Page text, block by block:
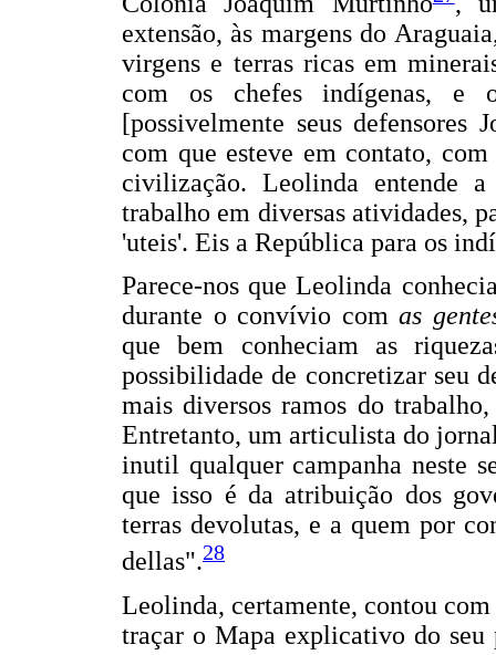
extensão, às margens do
virgens e terras ricas em
com os chefes indígenas, e
[possivelmente seus defensores
com que esteve em contato,
civilização. Leolinda entende
trabalho em diversas atividades,
'uteis'. Eis a República para os
Parece-nos que Leolinda
durante o convívio comas
que bem conheciam as
possibilidade de concretizar seu
mais diversos ramos do
Entretanto, um articulista do
inutil qualquer campanha neste
que isso é da atribuição dos
terras devolutas, e a quem por
dellas".28
Leolinda, certamente, contou com
traçar o Mapa explicativo do